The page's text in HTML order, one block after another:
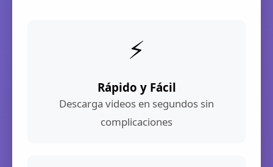
⚡
Rápido y Fácil
Descarga videos en segundos sin
complicaciones